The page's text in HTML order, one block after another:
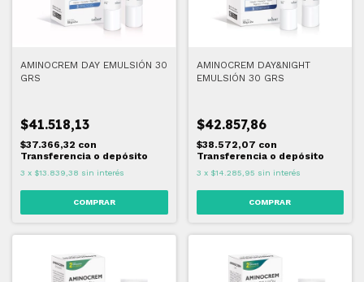
AMINOCREM DAY EMULSIÓN 30
GRS
$41.518,13
$37.366,32 con
Transferencia o depósito
3 x $13.839,38 sin interés
AMINOCREM DAY&NIGHT
EMULSIÓN 30 GRS
$42.857,86
$38.572,07 con
Transferencia o depósito
3 x $14.285,95 sin interés